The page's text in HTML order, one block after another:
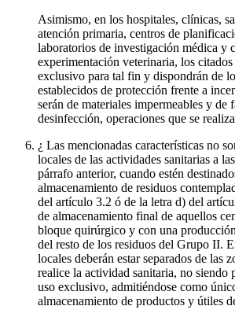
Asimismo, en los hospitales, clínicas,
atención primaria, centros de
laboratorios de investigación médica y
experimentación veterinaria, los citados
exclusivo para tal fin y dispondrán de
establecidos de protección frente a
serán de materiales impermeables y de
desinfección, operaciones que se
¿ Las mencionadas características no
locales de las actividades sanitarias a
párrafo anterior, cuando estén
almacenamiento de residuos
del artículo 3.2 ó de la letra d) del
de almacenamiento final de aquellos
bloque quirúrgico y con una
del resto de los residuos del Grupo II.
locales deberán estar separados de las
realice la actividad sanitaria, no siendo
uso exclusivo, admitiéndose como
almacenamiento de productos y útiles